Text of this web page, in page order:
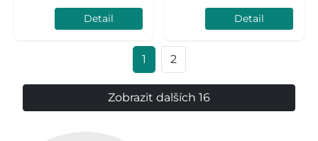
Detail Detail
1 2
Zobrazit dalších 16